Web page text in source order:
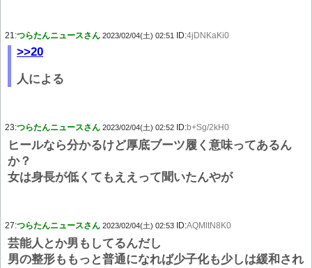
21:つらたんニュースさん 2023/02/04(土) 02:51 ID:4jDNKaKi0
>>20
人による
23:つらたんニュースさん 2023/02/04(土) 02:52 ID:b+Sg/2kH0
ヒールなら分かるけど厚底ブーツ履く意味ってあるん
か？
女は身長が低くてもええって聞いたんやが
27:つらたんニュースさん 2023/02/04(土) 02:53 ID:AQMltN8K0
芸能人とか男もしてるんだし
男の整形ももっと普通になれば少子化も少しは緩和され